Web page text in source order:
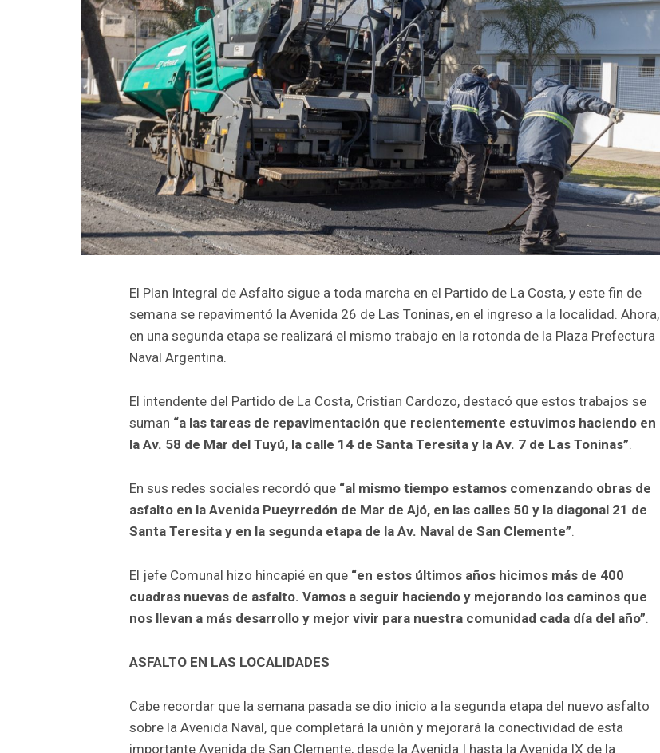
El Plan Integral de Asfalto sigue a toda marcha en el Partido de La Costa, y este fin de
semana se repavimentó la Avenida 26 de Las Toninas, en el ingreso a la localidad. Ahora,
en una segunda etapa se realizará el mismo trabajo en la rotonda de la Plaza Prefectura
Naval Argentina.
El intendente del Partido de La Costa, Cristian Cardozo, destacó que estos trabajos se
suman “a las tareas de repavimentación que recientemente estuvimos haciendo en
la Av. 58 de Mar del Tuyú, la calle 14 de Santa Teresita y la Av. 7 de Las Toninas”.
En sus redes sociales recordó que “al mismo tiempo estamos comenzando obras de
asfalto en la Avenida Pueyrredón de Mar de Ajó, en las calles 50 y la diagonal 21 de
Santa Teresita y en la segunda etapa de la Av. Naval de San Clemente”.
El jefe Comunal hizo hincapié en que “en estos últimos años hicimos más de 400
cuadras nuevas de asfalto. Vamos a seguir haciendo y mejorando los caminos que
nos llevan a más desarrollo y mejor vivir para nuestra comunidad cada día del año”.
ASFALTO EN LAS LOCALIDADES
Cabe recordar que la semana pasada se dio inicio a la segunda etapa del nuevo asfalto
sobre la Avenida Naval, que completará la unión y mejorará la conectividad de esta
importante Avenida de San Clemente, desde la Avenida I hasta la Avenida IX de la